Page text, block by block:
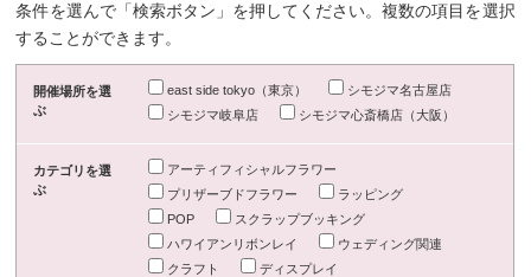
条件を選んで「検索ボタン」を押してください。複数の項目を選択
することができます。
開催場所を選
ぶ
east side tokyo（東京）
シモジマ名古屋店
シモジマ岐阜店
シモジマ心斎橋店（大阪）
カテゴリを選
ぶ
アーティフィシャルフラワー
プリザーブドフラワー
ラッピング
POP
スクラップブッキング
ハワイアンリボンレイ
ウェディング関連
クラフト
ディスプレイ